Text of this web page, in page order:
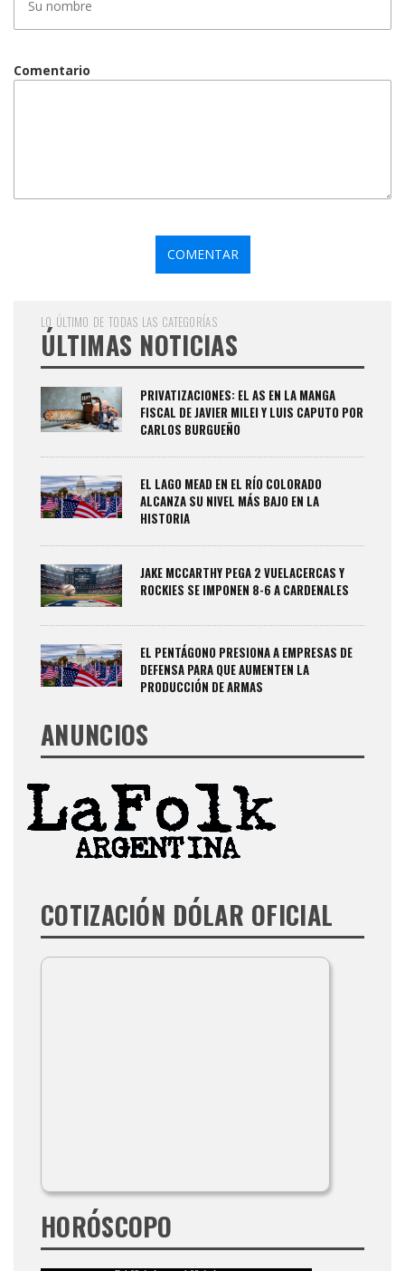
Comentario
LO ÚLTIMO DE TODAS LAS CATEGORÍAS
ÚLTIMAS NOTICIAS
PRIVATIZACIONES: EL AS EN LA MANGA
FISCAL DE JAVIER MILEI Y LUIS CAPUTO POR
CARLOS BURGUEÑO
EL LAGO MEAD EN EL RÍO COLORADO
ALCANZA SU NIVEL MÁS BAJO EN LA
HISTORIA
JAKE MCCARTHY PEGA 2 VUELACERCAS Y
ROCKIES SE IMPONEN 8-6 A CARDENALES
EL PENTÁGONO PRESIONA A EMPRESAS DE
DEFENSA PARA QUE AUMENTEN LA
PRODUCCIÓN DE ARMAS
ANUNCIOS
COTIZACIÓN DÓLAR OFICIAL
HORÓSCOPO